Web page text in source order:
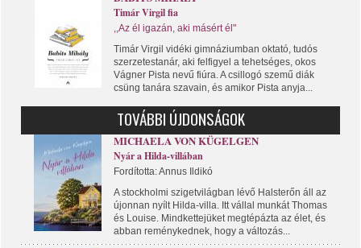
Timár Virgil fia
,,Az él igazán, aki másért él"
Timár Virgil vidéki gimnáziumban oktató, tudós
szerzetestanár, aki felfigyel a tehetséges, okos
Vágner Pista nevű fiúra. A csillogó szemű diák
csüng tanára szavain, és amikor Pista anyja...
TOVÁBBI ÚJDONSÁGOK
MICHAELA VON KÜGELGEN
Nyár a Hilda-villában
Fordította: Annus Ildikó
A stockholmi szigetvilágban lévő Halsterőn áll az
újonnan nyílt Hilda-villa. Itt vállal munkát Thomas
és Louise. Mindkettejüket megtépázta az élet, és
abban reménykednek, hogy a változás...